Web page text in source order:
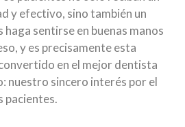
y efectivo, sino también un
sentirse en buenas manos
y es precisamente esta
en el mejordentista
: nuestro sincero interés por el
pacientes.